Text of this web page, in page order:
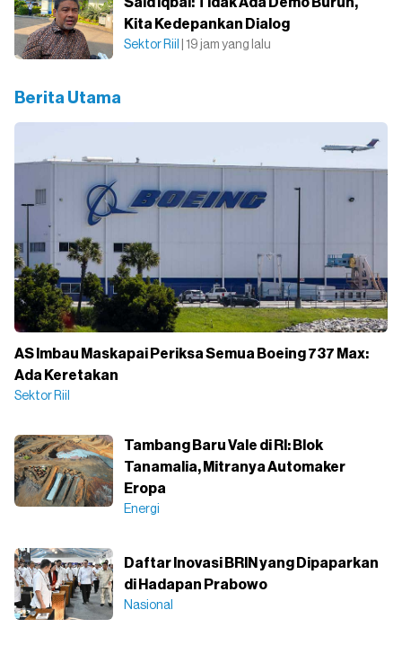
Kita Kedepankan Dialog
Sektor Riil | 19 jam yang lalu
Berita Utama
AS Imbau Maskapai Periksa Semua Boeing 737 Max:
Ada Keretakan
Sektor Riil
Tambang Baru Vale di RI: Blok
Tanamalia, Mitranya Automaker
Eropa
Energi
Daftar Inovasi BRIN yang Dipaparkan
di Hadapan Prabowo
Nasional